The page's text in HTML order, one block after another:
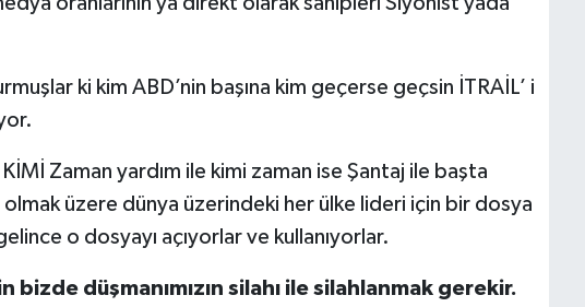
ki kim ABD’nin başına kim geçerse geçsin İTRAİL’ i
Zaman yardım ile kimi zaman ise Şantaj ile başta
olmak üzere dünya üzerindeki her ülke lideri için bir dosya
o dosyayı açıyorlar ve kullanıyorlar.
bizde düşmanımızın silahı ile silahlanmak gerekir.